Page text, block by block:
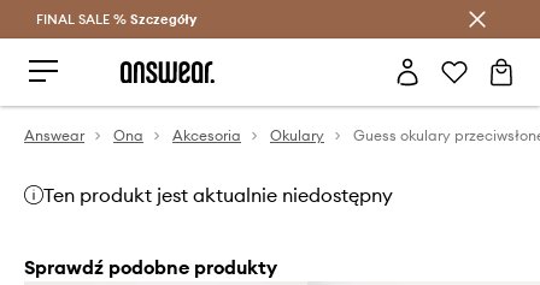
Oszczędzaj z Answear Club >
FINAL SALE % Szczegóły
Answear Ona Akcesoria Okulary Guess okulary
Ten produkt jest aktualnie niedostępny
Sprawdź podobne produkty